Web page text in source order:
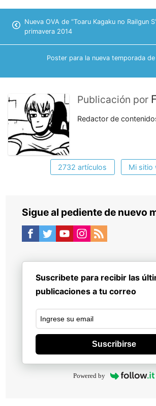
Nueva OVA de “Toaru Kagaku no Railgun
primavera 2014
Poster para la nueva temporada de
Publicación por
Redactor de
2732 artículos Mi sitio
Sigue al pediente de nuevo
Suscribete para recibir las
publicaciones a tu correo
Suscribirse
Powered by